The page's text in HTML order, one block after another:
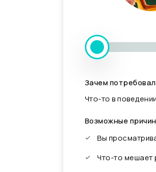
Зачем
Что-то в
Возможные
Вы
Что-то мешает